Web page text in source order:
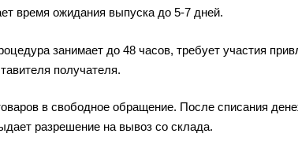
время ожидания выпуска до 5-7 дней.
занимает до 48 часов, требует участия
получателя.
в свободное обращение. После списания
разрешение на вывоз со склада.